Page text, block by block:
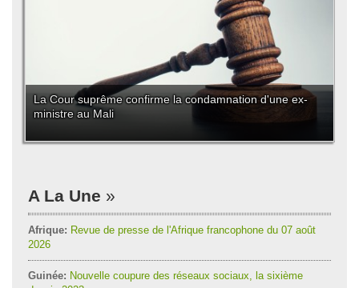
La Cour suprême confirme la condamnation d'une ex-
ministre au Mali
A La Une
Afrique: Revue de presse de l'Afrique francophone du 07 août
2026
Guinée: Nouvelle coupure des réseaux sociaux, la sixième